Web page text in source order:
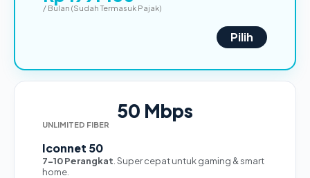
/ Bulan (Sudah Termasuk Pajak)
Pilih
50 Mbps
UNLIMITED FIBER
Iconnet 50
7-10 Perangkat . Super cepat untuk gaming & smart
home.